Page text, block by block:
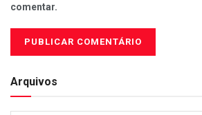
comentar.
Arquivos